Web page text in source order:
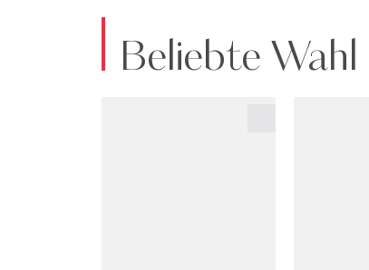
Beliebte Wahl